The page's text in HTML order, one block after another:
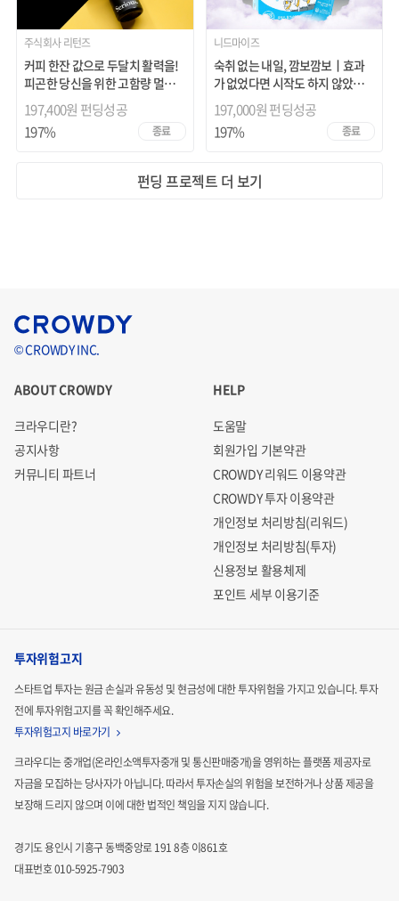
주식회사 리턴즈
커피 한잔 값으로 두달치 활력을!
피곤한 당신을 위한 고함량 멀티비
타민
197,400원 펀딩성공
종료
197%
니드마이즈
숙취 없는 내일, 깜보깜보ㅣ효과
가 없었다면 시작도 하지 않았습니
다!
197,000원 펀딩성공
종료
197%
펀딩 프로젝트 더 보기
© CROWDY INC.
ABOUT CROWDY
크라우디란?
공지사항
커뮤니티 파트너
HELP
도움말
회원가입 기본약관
CROWDY 리워드 이용약관
CROWDY 투자 이용약관
개인정보 처리방침(리워드)
개인정보 처리방침(투자)
신용정보 활용체제
포인트 세부 이용기준
투자위험고지
스타트업 투자는 원금 손실과 유동성 및 현금성에 대한 투자위험을 가지고 있습니다.투자
전에 투자위험고지를 꼭 확인해주세요.
투자위험고지 바로가기
크라우디는 중개업(온라인소액투자중개 및 통신판매중개)을 영위하는 플랫폼 제공자로
자금을 모집하는당사자가 아닙니다. 따라서 투자손실의 위험을 보전하거나 상품 제공을
보장해 드리지 않으며 이에 대한 법적인 책임을 지지 않습니다.
경기도 용인시 기흥구 동백중앙로 191 8층 이861호
대표번호 010-5925-7903